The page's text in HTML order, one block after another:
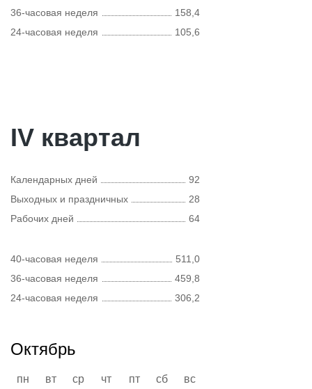
36-часовая неделя
158,4
24-часовая неделя
105,6
IV квартал
Календарных дней
92
Выходных и праздничных
28
Рабочих дней
64
40-часовая неделя
511,0
36-часовая неделя
459,8
24-часовая неделя
306,2
Октябрь
пн вт ср чт пт сб
вс